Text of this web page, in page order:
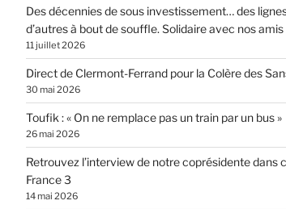
Des décennies de sous investissement… des
d’autres à bout de souffle. Solidaire avec nos
11 juillet 2026
Direct de Clermont-Ferrand pour la Colère des
30 mai 2026
Toufik : « On ne remplace pas un train par un bus »
26 mai 2026
Retrouvez l’interview de notre coprésidente dans
France 3
14 mai 2026